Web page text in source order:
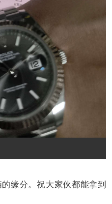
缘分。祝大家伙都能拿到